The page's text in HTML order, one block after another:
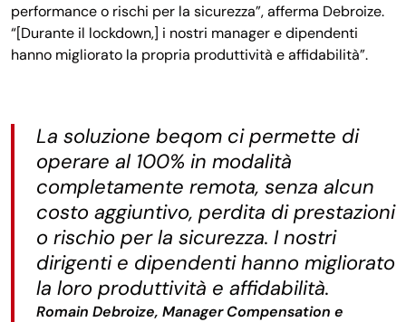
performance o rischi per la sicurezza”, afferma Debroize.
“[Durante il lockdown,] i nostri manager e dipendenti
hanno migliorato la propria produttività e affidabilità”.
La soluzione beqom ci permette di
operare al 100% in modalità
completamente remota, senza alcun
costo aggiuntivo, perdita di prestazioni
o rischio per la sicurezza. I nostri
dirigenti e dipendenti hanno migliorato
la loro produttività e affidabilità.
Romain Debroize, Manager Compensation e